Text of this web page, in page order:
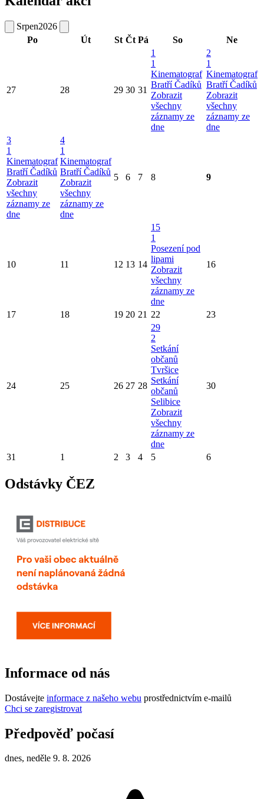
Srpen2026
Po
Út St Čt Pá So Ne
27 28 29 30 31
1
1
Kinematograf
Bratří Čadíků
Zobrazit
všechny
záznamy ze
dne
2
1
Kinematograf
Bratří Čadíků
Zobrazit
všechny
záznamy ze
dne
3
1
Kinematograf
Bratří Čadíků
Zobrazit
všechny
záznamy ze
dne
4
1
Kinematograf
Bratří Čadíků
Zobrazit
všechny
záznamy ze
dne
5 6 7 8 9
10 11 12 13 14
15
1
Posezení pod
lipami
Zobrazit
všechny
záznamy ze
dne
16
17 18 19 20 21 22 23
24 25 26 27 28
29
2
Setkání
občanů
Tvršice
Setkání
občanů
Selibice
Zobrazit
všechny
záznamy ze
dne
30
31 1 2 3 4 5 6
Odstávky ČEZ
Informace od nás
Dostávejte informace z našeho webu prostřednictvím e-mailů
Chci se zaregistrovat
Předpověď počasí
dnes, neděle 9. 8. 2026